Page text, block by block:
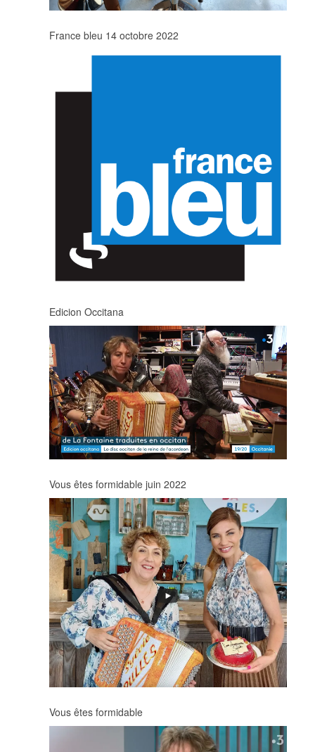
France bleu 14 octobre 2022
Edicion Occitana
Vous êtes formidable juin 2022
Vous êtes formidable